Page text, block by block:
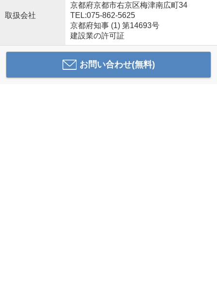
取扱会社
京都府京都市右京区梅津南広町34
TEL:075-862-5625
京都府知事 (1) 第14693号
建設業の許可証
お問い合わせ(無料)